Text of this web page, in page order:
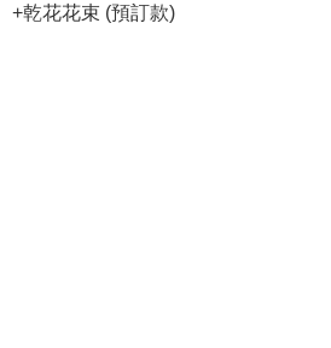
+乾花花束 (預訂款)